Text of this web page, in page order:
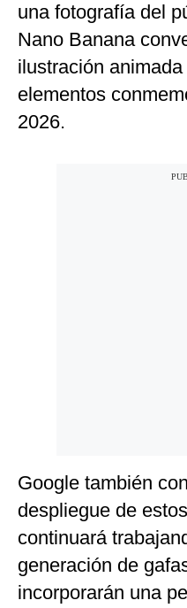
una fotografía del
Nano Banana
ilustración
elementos
2026.
Google también
despliegue de
continuará
generación de
incorporarán una